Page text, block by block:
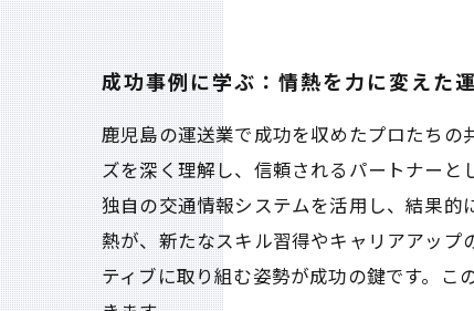
成功事例に学ぶ：情熱を力に変えた
鹿児島の運送業で成功を収めたプロたちの
ズを深く理解し、信頼されるパートナー
独自の交通情報システムを活用し、結果的
熱が、新たなスキル習得やキャリアアップ
ティブに取り組む姿勢が成功の鍵です。こ